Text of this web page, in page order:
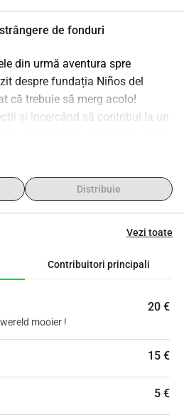
de fonduri
din urmă aventura spre
despre fundația Niños del
că trebuie să merg acolo!
și încercând să contribui la un
Desigur, nu putem face asta
cum ar fi foarfece, piepteni,
departe! Vrei să ajuți? Atunci
Distribuie
Vezi toate
Contribuitori principali
20 €
mooier !
15 €
5 €